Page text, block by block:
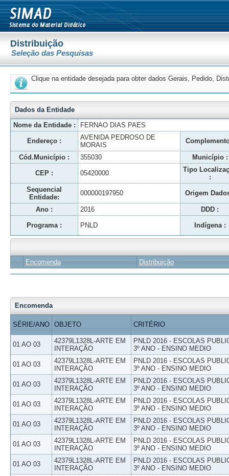
Distribuição
Seleção das Pesquisas
Clique na entidade desejada para obter dados Gerais, Pedido,
Dados da Entidade
Nome da Entidade :
FERNAO DIAS PAES
Endereço :
AVENIDA PEDROSO DE
MORAIS
Cód.Município : 355030 Município :
CEP : 05420000
Tipo
:
Sequencial
Entidade:
000000197950 Origem
Ano : 2016 DDD :
Programa : PNLD Indígena :
Encomenda Distribuição
Encomenda
SÉRIE/ANO OBJETO CRITÉRIO
01 AO 03
42379L1328L-ARTE EM
INTERAÇÃO
PNLD 2016 - ESCOLAS
3º ANO - ENSINO MEDIO
01 AO 03
42379L1328L-ARTE EM
INTERAÇÃO
PNLD 2016 - ESCOLAS
3º ANO - ENSINO MEDIO
01 AO 03
42379L1328L-ARTE EM
INTERAÇÃO
PNLD 2016 - ESCOLAS
3º ANO - ENSINO MEDIO
01 AO 03
42379L1328L-ARTE EM
INTERAÇÃO
PNLD 2016 - ESCOLAS
3º ANO - ENSINO MEDIO
01 AO 03
42379L1328L-ARTE EM
INTERAÇÃO
PNLD 2016 - ESCOLAS
3º ANO - ENSINO MEDIO
01 AO 03
42379L1328L-ARTE EM
INTERAÇÃO
PNLD 2016 - ESCOLAS
3º ANO - ENSINO MEDIO
01 AO 03
42379L1328L-ARTE EM
INTERAÇÃO
PNLD 2016 - ESCOLAS
3º ANO - ENSINO MEDIO